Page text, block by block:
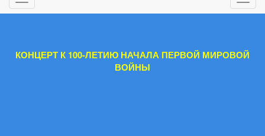
КОНЦЕРТ К 100-ЛЕТИЮ НАЧАЛА ПЕРВОЙ МИРОВОЙ
ВОЙНЫ